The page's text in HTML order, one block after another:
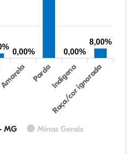
MG
Minas Gerais
PardaIndígena
Raça/cor ignorada
0,00% 0,00%
8,00%